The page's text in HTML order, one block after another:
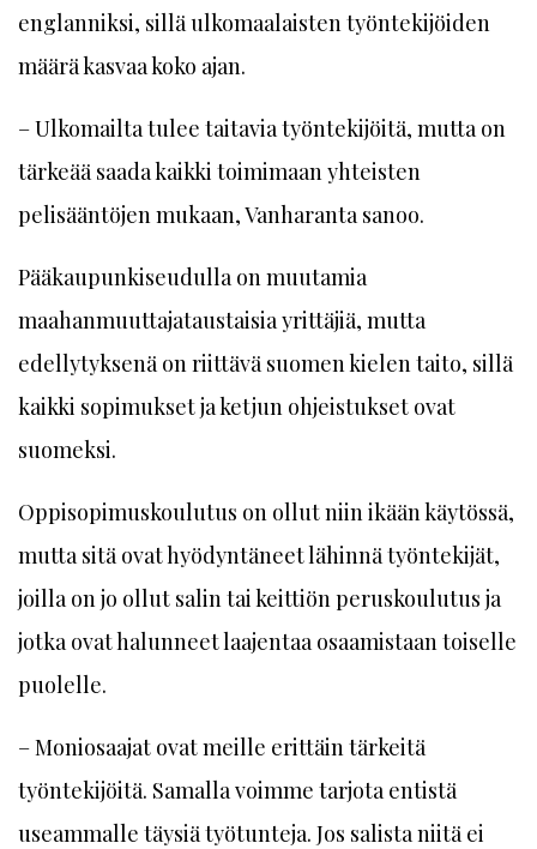
englanniksi, sillä ulkomaalaisten työntekijöiden
määrä kasvaa koko ajan.
– Ulkomailta tulee taitavia työntekijöitä, mutta on
tärkeää saada kaikki toimimaan yhteisten
pelisääntöjen mukaan, Vanharanta sanoo.
Pääkaupunkiseudulla on muutamia
maahanmuuttajataustaisia yrittäjiä, mutta
edellytyksenä on riittävä suomen kielen taito, sillä
kaikki sopimukset ja ketjun ohjeistukset ovat
suomeksi.
Oppisopimuskoulutus on ollut niin ikään käytössä,
mutta sitä ovat hyödyntäneet lähinnä työntekijät,
joilla on jo ollut salin tai keittiön peruskoulutus ja
jotka ovat halunneet laajentaa osaamistaan toiselle
puolelle.
– Moniosaajat ovat meille erittäin tärkeitä
työntekijöitä. Samalla voimme tarjota entistä
useammalle täysiä työtunteja. Jos salista niitä ei